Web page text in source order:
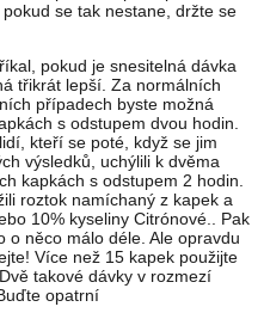
se tak nestane, držte se
pokud je snesitelná dávka
třikrát lepší. Za normálních
případech byste možná
s odstupem dvou hodin.
kteří se poté, když se jim
výsledků, uchýlili k dvěma
kapkách s odstupem 2 hodin.
roztok namíchaný z kapek a
10% kyseliny Citrónové.. Pak
o něco málo déle. Ale opravdu
Více než 15 kapek použijte
takové dávky v rozmezí
opatrní